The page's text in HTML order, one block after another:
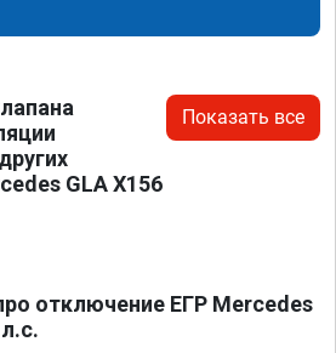
GLA X156
Показать все
отключение ЕГР Mercedes